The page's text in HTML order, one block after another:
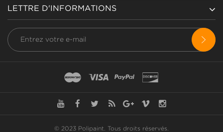
LETTRE D'INFORMATIONS
© 2023 Polipaint. Tous droits réservés.